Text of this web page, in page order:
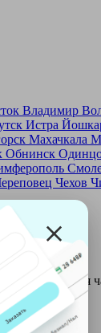
Владимир
Истра
Махачкала
Обнинск
Чехов